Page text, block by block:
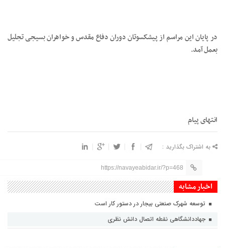
در پایان این مراسم از پیشکسوتان دوران دفاع مقدس و خواهران بسیجی تجلیل
بعمل آمد.
انتهای پیام
به اشتراک بگذارید :
https://navayeabidar.ir/?p=468
اخبار مشابه
توسعه شهرک صنعتی بیجار در دستور کار است
جهاددانشگاهی نقطه اتصال دانش نظری